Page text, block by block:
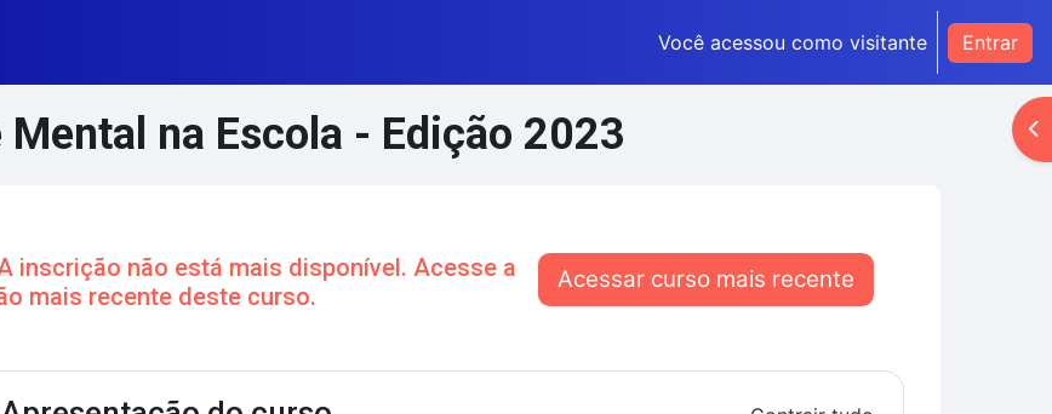
Você acessou como visitante Entrar
Mental na Escola - Edição 2023
inscrição não está mais disponível. Acesse a
mais recente deste curso.
Acessar curso mais recente
da seção